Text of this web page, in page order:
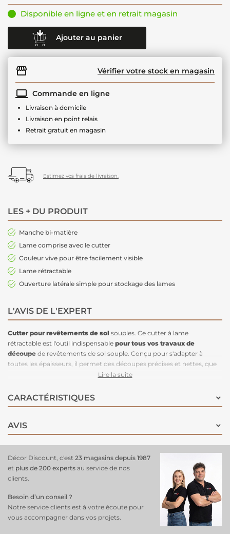
Disponible en ligne et en retrait magasin
Ajouter au panier
Vérifier votre stock en magasin
Commande en ligne
Livraison à domicile
Livraison en point relais
Retrait gratuit en magasin
Estimez vos frais de livraison.
LES + DU PRODUIT
Manche bi-matière
Lame comprise avec le cutter
Couleur vive pour être facilement visible
Lame rétractable
Ouverture latérale simple pour stockage des lames
L'AVIS DE L'EXPERT
Cutter pour revêtements de sol souples. Ce cutter à lame
rétractable est l'outil indispensable pour tous vos travaux de
découpe de revêtements de sol souple. Conçu pour s'adapter à
toutes les épaisseurs, il permet des découpes précises et nettes, que
vous travailliez sur du linoléum, du vinyle, de la moquette ou tout
le remplacement des lames rapide et sans effort, vous assurant une
continuité dans votre travail sans interruptions.Ergonomique et
même lors de découpes longues ou complexes. Il est livré avec une
lame incluse, prête à l'emploi dès la réception. Que vous soyez un
professionnel du bricolage ou un amateur exigeant, ce cutter pour
revêtements de sol vous garantit un résultat impeccable, à chaque
utilisation.
Lire la suite
CARACTÉRISTIQUES
AVIS
Décor Discount, c'est 23 magasins depuis 1987
et plus de 200 experts au service de nos
clients.
Besoin d’un conseil ?
Notre service clients est à votre écoute pour
vous accompagner dans vos projets.